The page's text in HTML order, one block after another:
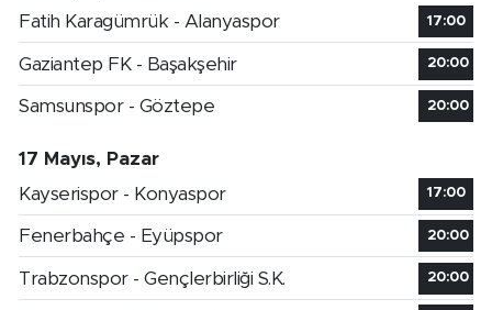
Fatih Karagümrük - Alanyaspor
17:00
Gaziantep FK - Başakşehir 20:00
Samsunspor - Göztepe 20:00
17 Mayıs, Pazar
Kayserispor - Konyaspor
17:00
Fenerbahçe - Eyüpspor 20:00
Trabzonspor - Gençlerbirliği S.K. 20:00